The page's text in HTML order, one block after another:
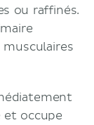
ou raffinés.
occupe